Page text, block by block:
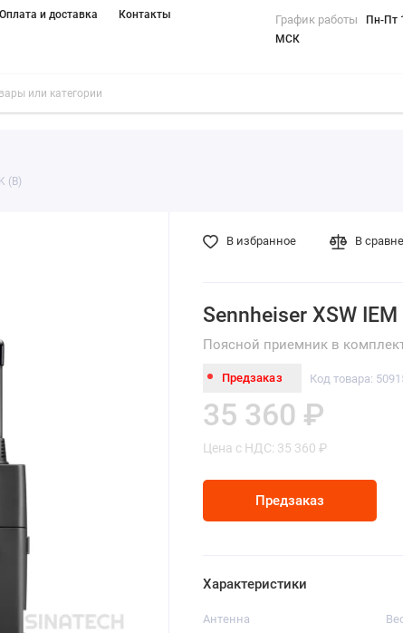
Оплата и доставка Контакты График работы
Пн-Пт
МСК
(B)
Sennheiser XSW IEM
Поясной приемник в
Предзаказ Код товара:
35 360 ₽
Цена с НДС: 35 360 ₽
Предзаказ
В избранное В
Характеристики
Антенна